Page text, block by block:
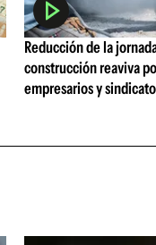
Reducción de la
construcción reaviva
empresarios y